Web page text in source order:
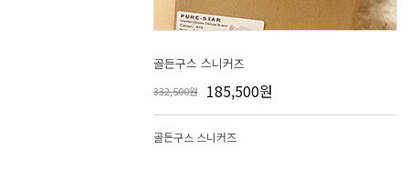
골든구스 스니커즈
332,500원 185,500원
골든구스 스니커즈